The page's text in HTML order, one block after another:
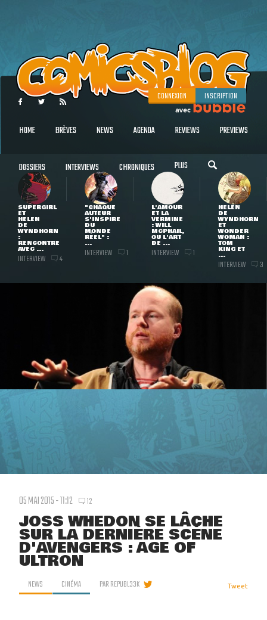
CONNEXION INSCRIPTION
HOME BRÈVES NEWS AGENDA REVIEWS PREVIEWS
DOSSIERS INTERVIEWS CHRONIQUES PLUS
SUPERGIRL
ET
HELEN
DE
WYNDHORN
:
RENCONTRE
AVEC ...
INTERVIEW 4
"CHAQUE
AUTEUR
S'INSPIRE
DU
MONDE
RÉEL" :
...
INTERVIEW 1
L'AMOUR
ET LA
VERMINE
: WILL
MCPHAIL,
OU L'ART
DE ...
INTERVIEW 1
HELEN
DE
WYNDHORN
ET
WONDER
WOMAN :
TOM
KING ET
...
INTERVIEW 3
05 MAI 2015 - 11:12 12
JOSS WHEDON SE LÂCHE
SUR LA DERNIÈRE SCÈNE
D'AVENGERS : AGE OF
ULTRON
NEWS CINÉMA PARREPUBL33K Tweet